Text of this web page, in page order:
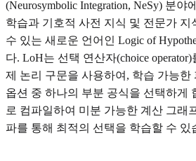
(Neurosymbolic Integration, NeSy) 분야
학습과 기호적 사전 지식 및 전문가 지
수 있는 새로운 언어인 Logic of
다. LoH는 선택 연산자(choice
제 논리 구문을 사용하여, 학습 가능한
옵션 중 하나의 부분 공식을 선택하게
로 컴파일하여 미분 가능한 계산 그래
파를 통해 최적의 선택을 학습할 수 있